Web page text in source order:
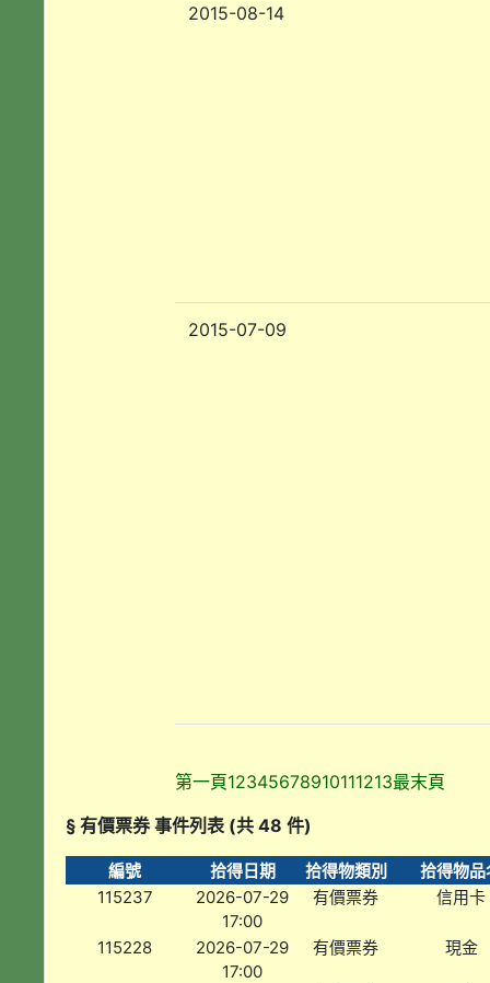
2015-08-14
2015-07-09
第一頁12345678910111213最末頁
§ 有價票券 事件列表 (共 48 件)
編號 拾得日期 拾得物類別
拾得物品
115237
2026-07-29
17:00
有價票券 信用卡
115228
2026-07-29
17:00
有價票券 現金